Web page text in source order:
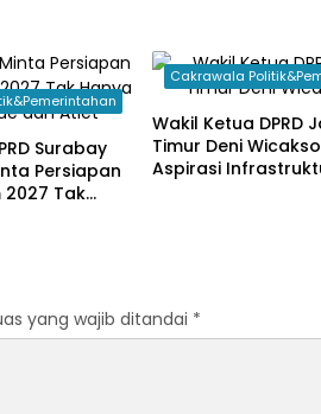
Surabay
Persiapan
Tak
Cakrawala
Wakil Ketua DPRD
Timur Deni
Aspirasi
yang wajib ditandai *